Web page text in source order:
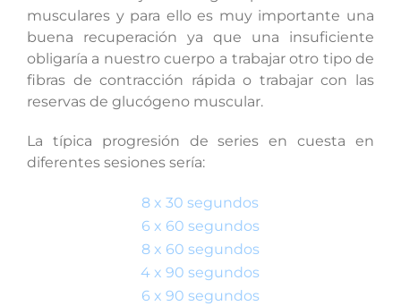
musculares y para ello es muy importante una
buena recuperación ya que una insuficiente
obligaría a nuestro cuerpo a trabajar otro tipo de
fibras de contracción rápida o trabajar con las
reservas de glucógeno muscular.
La típica progresión de series en cuesta en
diferentes sesiones sería:
8 x 30 segundos
6 x 60 segundos
8 x 60 segundos
4 x 90 segundos
6 x 90 segundos